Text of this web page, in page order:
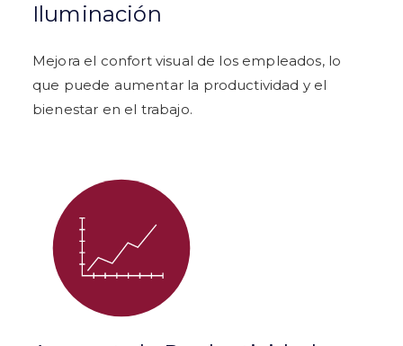
Iluminación
Mejora el confort visual de los empleados, lo
que puede aumentar la productividad y el
bienestar en el trabajo.